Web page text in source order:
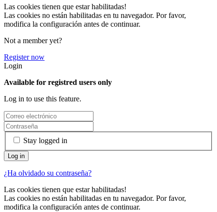
Las cookies tienen que estar habilitadas!
Las cookies no están habilitadas en tu navegador. Por favor,
modifica la configuración antes de continuar.
Not a member yet?
Register now
Login
Available for registred users only
Log in to use this feature.
Stay logged in
¿Ha olvidado su contraseña?
Las cookies tienen que estar habilitadas!
Las cookies no están habilitadas en tu navegador. Por favor,
modifica la configuración antes de continuar.